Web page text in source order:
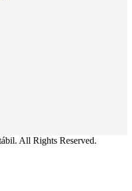
All Rights Reserved.